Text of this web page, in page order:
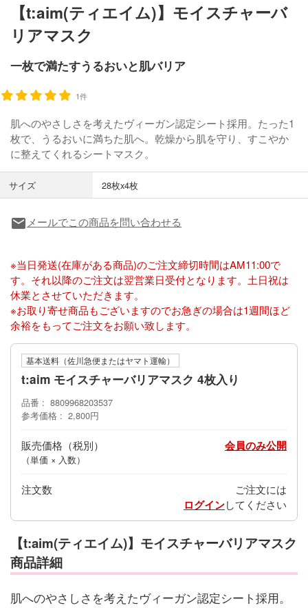
【t:aim(ティエイム)】モイスチャーバ
リアマスク
一枚で満たすうるおいと肌バリア
1件
肌へのやさしさを考えたヴィーガン認定シート採用。たった1
枚で、うるおいに満ちた肌へ。乾燥から肌を守り、すこやか
に整えてくれるシートマスク。
サイズ 28枚x4枚
local_post_office メールでこの商品を問い合わせる
※当日発送(在庫がある商品)のご注文締切時間はAM11:00で
す。それ以降のご注文は翌営業日受付となります。土日祝は
休業とさせていただきます。
※お取り寄せ商品もございますのでお急ぎの場合は1週間ほど
余裕をもってご注文をお願い致します。
基本送料（佐川急便またはヤマト運輸）
t:aim モイスチャーバリアマスク 4枚入り
品番
8809968203537
参考価格
2,800円
販売価格
（単価 × 入数）
会員のみ公開
注文数 ご注文には
ログインしてください
【t:aim(ティエイム)】モイスチャーバリアマスク
商品詳細
肌へのやさしさを考えたヴィーガン認定シート採用。